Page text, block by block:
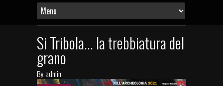
Si Tribola... la trebbiatura del
grano
By admin